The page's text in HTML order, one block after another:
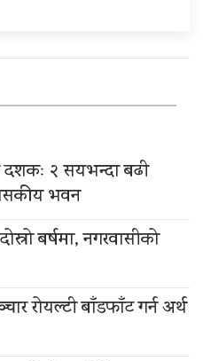
दशकः २ सयभन्दा बढी
भवन
बर्षमा, नगरवासीको
रोयल्टी बाँडफाँट गर्न अर्थ